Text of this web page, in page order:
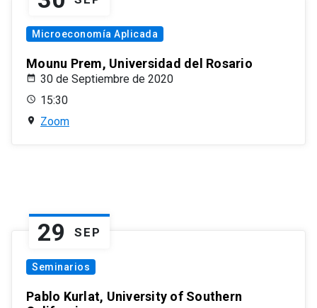
Microeconomía Aplicada
Mounu Prem, Universidad del Rosario
30 de Septiembre de 2020
15:30
Zoom
29 SEP
Seminarios
Pablo Kurlat, University of Southern